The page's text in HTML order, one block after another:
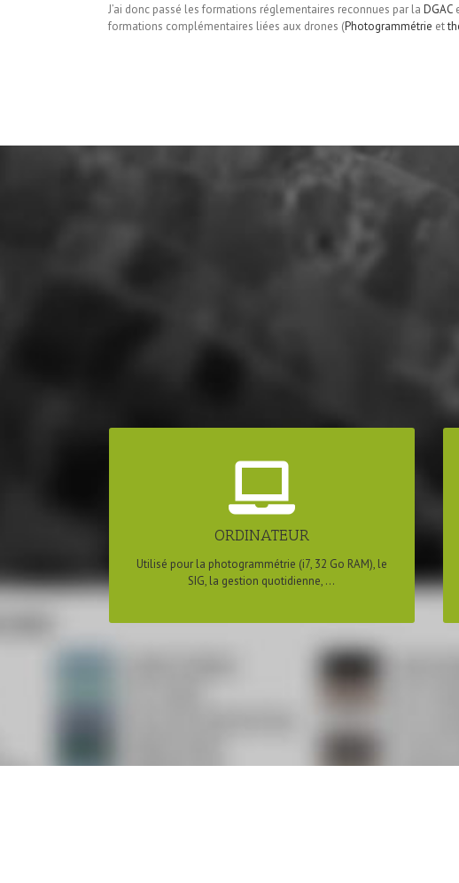
J’ai donc passé les formations réglementaires reconnues par la DGAC
formations complémentaires liées aux drones (Photogrammétrie et
ORDINATEUR
Utilisé pour la photogrammétrie (i7, 32 Go RAM), le
SIG, la gestion quotidienne, ...